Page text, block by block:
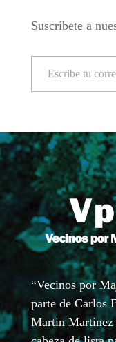
Suscríbete a
Escribe tu correo electrónico…
“Vecinos por
parte de Carlos
Martin